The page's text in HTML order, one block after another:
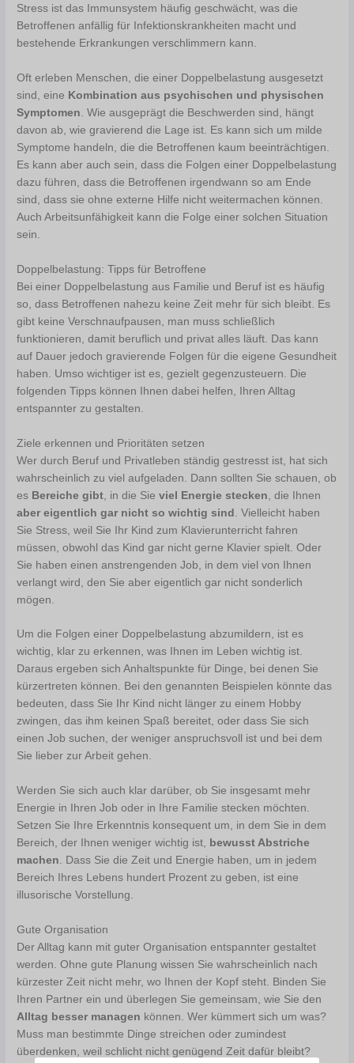
Stress ist das Immunsystem häufig geschwächt, was die
Betroffenen anfällig für Infektionskrankheiten macht und
bestehende Erkrankungen verschlimmern kann.
Oft erleben Menschen, die einer Doppelbelastung ausgesetzt
sind, eine Kombination aus psychischen und physischen
Symptomen . Wie ausgeprägt die Beschwerden sind, hängt
davon ab, wie gravierend die Lage ist. Es kann sich um milde
Symptome handeln, die die Betroffenen kaum beeinträchtigen.
Es kann aber auch sein, dass die Folgen einer Doppelbelastung
dazu führen, dass die Betroffenen irgendwann so am Ende
sind, dass sie ohne externe Hilfe nicht weitermachen können.
Auch Arbeitsunfähigkeit kann die Folge einer solchen Situation
sein.
Doppelbelastung: Tipps für Betroffene
Bei einer Doppelbelastung aus Familie und Beruf ist es häufig
so, dass Betroffenen nahezu keine Zeit mehr für sich bleibt. Es
gibt keine Verschnaufpausen, man muss schließlich
funktionieren, damit beruflich und privat alles läuft. Das kann
auf Dauer jedoch gravierende Folgen für die eigene Gesundheit
haben. Umso wichtiger ist es, gezielt gegenzusteuern. Die
folgenden Tipps können Ihnen dabei helfen, Ihren Alltag
entspannter zu gestalten.
Ziele erkennen und Prioritäten setzen
Wer durch Beruf und Privatleben ständig gestresst ist, hat sich
wahrscheinlich zu viel aufgeladen. Dann sollten Sie schauen, ob
es Bereiche gibt , in die Sieviel Energie stecken , die Ihnen
aber eigentlich gar nicht so wichtig sind . Vielleicht haben
Sie Stress, weil Sie Ihr Kind zum Klavierunterricht fahren
müssen, obwohl das Kind gar nicht gerne Klavier spielt. Oder
Sie haben einen anstrengenden Job, in dem viel von Ihnen
verlangt wird, den Sie aber eigentlich gar nicht sonderlich
mögen.
Um die Folgen einer Doppelbelastung abzumildern, ist es
wichtig, klar zu erkennen, was Ihnen im Leben wichtig ist.
Daraus ergeben sich Anhaltspunkte für Dinge, bei denen Sie
kürzertreten können. Bei den genannten Beispielen könnte das
bedeuten, dass Sie Ihr Kind nicht länger zu einem Hobby
zwingen, das ihm keinen Spaß bereitet, oder dass Sie sich
einen Job suchen, der weniger anspruchsvoll ist und bei dem
Sie lieber zur Arbeit gehen.
Werden Sie sich auch klar darüber, ob Sie insgesamt mehr
Energie in Ihren Job oder in Ihre Familie stecken möchten.
Setzen Sie Ihre Erkenntnis konsequent um, in dem Sie in dem
Bereich, der Ihnen weniger wichtig ist, bewusst Abstriche
machen. Dass Sie die Zeit und Energie haben, um in jedem
Bereich Ihres Lebens hundert Prozent zu geben, ist eine
illusorische Vorstellung.
Gute Organisation
Der Alltag kann mit guter Organisation entspannter gestaltet
werden. Ohne gute Planung wissen Sie wahrscheinlich nach
kürzester Zeit nicht mehr, wo Ihnen der Kopf steht. Binden Sie
Ihren Partner ein und überlegen Sie gemeinsam, wie Sie den
Alltag besser managen können. Wer kümmert sich um was?
Muss man bestimmte Dinge streichen oder zumindest
überdenken, weil schlicht nicht genügend Zeit dafür bleibt?